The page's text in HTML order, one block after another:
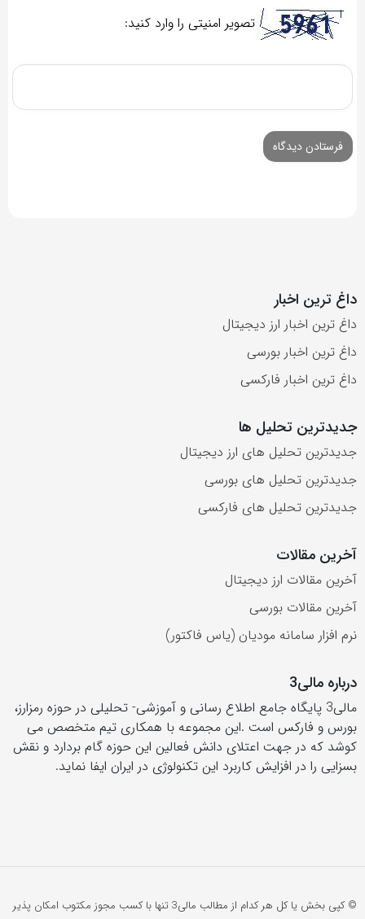
تصویر امنیتی را وارد کنید:
داغ ترین اخبار
داغ ترین اخبار ارز دیجیتال
داغ ترین اخبار بورسی
داغ ترین اخبار فارکسی
جدیدترین تحلیل ها
جدیدترین تحلیل های ارز دیجیتال
جدیدترین تحلیل های بورسی
جدیدترین تحلیل های فارکسی
آخرین مقالات
آخرین مقالات ارز دیجیتال
آخرین مقالات بورسی
نرم افزار سامانه مودیان (یاس فاکتور)
درباره مالی3
مالی3 پایگاه جامع اطلاع رسانی و آموزشی- تحلیلی در حوزه رمزارز،
بورس و فارکس است .این مجموعه با همکاری تیم متخصص می
کوشد که در جهت اعتلای دانش فعالین این حوزه گام بردارد و نقش
بسزایی را در افزایش کاربرد این تکنولوژی در ایران ایفا نماید.
© کپی بخش یا کل هر کدام از مطالب مالی3 تنها با کسب مجوز مکتوب امکان پذیر